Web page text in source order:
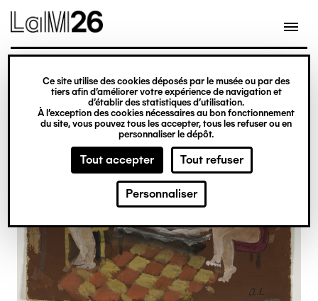
Gestion des cookies
Ce site utilise des cookies déposés par le musée ou par des
tiers afin d’améliorer votre expérience de navigation et
d’établir des statistiques d’utilisation.
À l’exception des cookies nécessaires au bon fonctionnement
du site, vous pouvez tous les accepter, tous les refuser ou en
personnaliser le dépôt.
Tout accepter Tout refuser
Personnaliser
contenu